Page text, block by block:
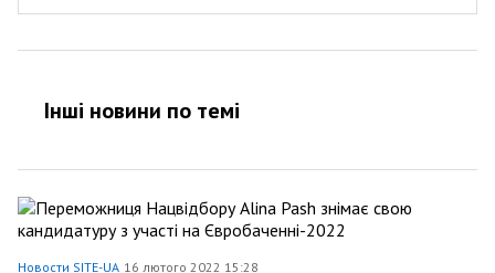
Інші новини по темi
Новости SITE-UA 16 лютого 2022 15:28